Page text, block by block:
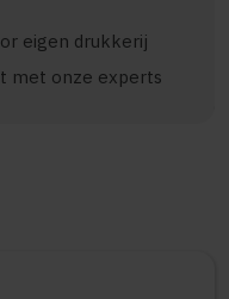
eigen drukkerij
met onze experts